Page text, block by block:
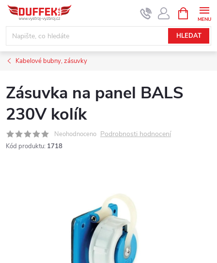
Přejít
obsah
HLEDAT
NÁKUPNÍ
KOŠÍK
Kabelové bubny, zásuvky
Zásuvka na panel BALS
230V kolík
Neohodnoceno Podrobnosti hodnocení
Kód produktu: 1718